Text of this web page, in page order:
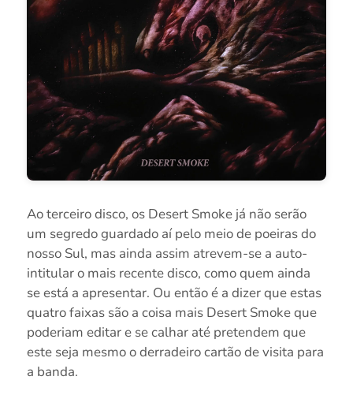
Ao terceiro disco, os Desert Smoke já não serão
um segredo guardado aí pelo meio de poeiras do
nosso Sul, mas ainda assim atrevem-se a auto-
intitular o mais recente disco, como quem ainda
se está a apresentar. Ou então é a dizer que estas
quatro faixas são a coisa mais Desert Smoke que
poderiam editar e se calhar até pretendem que
este seja mesmo o derradeiro cartão de visita para
a banda.